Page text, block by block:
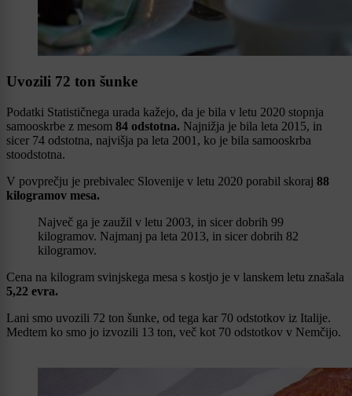
Uvozili 72 ton šunke
Podatki Statističnega urada kažejo, da je bila v letu 2020 stopnja
samooskrbe z mesom 84 odstotna. Najnižja je bila leta 2015, in
sicer 74 odstotna, najvišja pa leta 2001, ko je bila samooskrba
stoodstotna.
V povprečju je prebivalec Slovenije v letu 2020 porabil skoraj 88
kilogramov mesa.
Največ ga je zaužil v letu 2003, in sicer dobrih 99
kilogramov. Najmanj pa leta 2013, in sicer dobrih 82
kilogramov.
Cena na kilogram svinjskega mesa s kostjo je v lanskem letu znašala
5,22 evra.
Lani smo uvozili 72 ton šunke, od tega kar 70 odstotkov iz Italije.
Medtem ko smo jo izvozili 13 ton, več kot 70 odstotkov v Nemčijo.